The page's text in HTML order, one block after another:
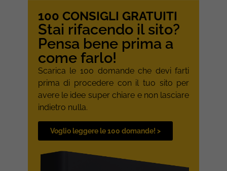
100 CONSIGLI GRATUITI
Stai rifacendo il sito?
Pensa bene prima a
come farlo!
Scarica le 100 domande che devi farti
prima di procedere con il tuo sito per
avere le idee super chiare e non lasciare
indietro nulla.
Voglio leggere le 100 domande! >